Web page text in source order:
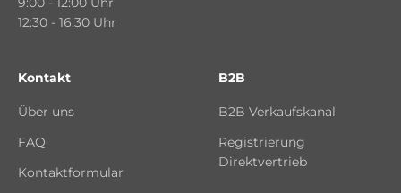
12:30 - 16:30 Uhr
Kontakt
Über uns
FAQ
Kontaktformular
B2B
B2B Verkaufskanal
Registrierung
Direktvertrieb